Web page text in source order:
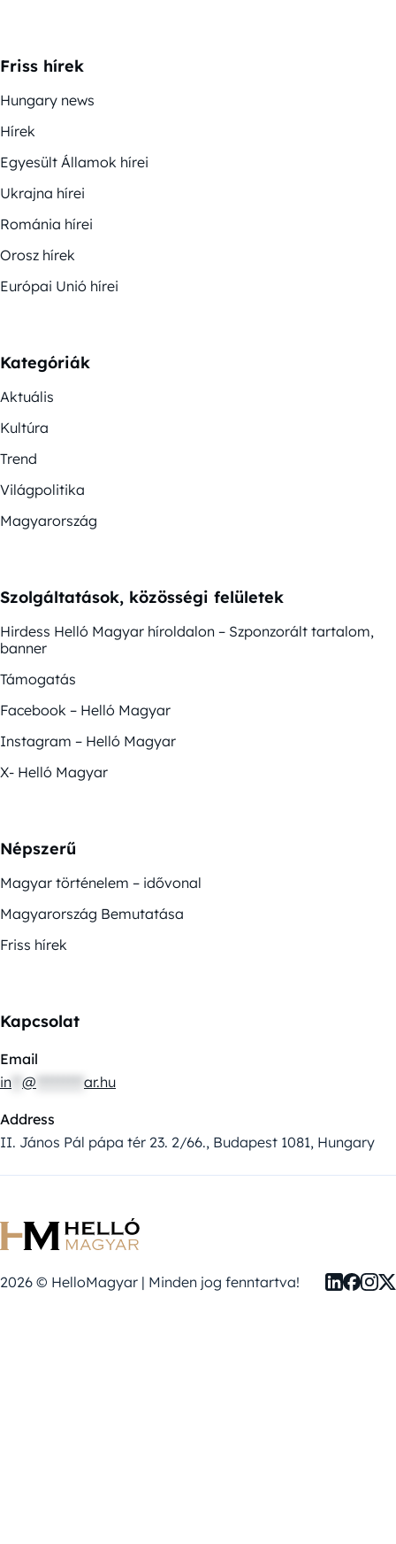
Friss hírek
Hungary news
Hírek
Egyesült Államok hírei
Ukrajna hírei
Románia hírei
Orosz hírek
Európai Unió hírei
Kategóriák
Aktuális
Kultúra
Trend
Világpolitika
Magyarország
Szolgáltatások, közösségi felületek
Hirdess Helló Magyar híroldalon – Szponzorált tartalom,
banner
Támogatás
Facebook – Helló Magyar
Instagram – Helló Magyar
X- Helló Magyar
Népszerű
Magyar történelem – idővonal
Magyarország Bemutatása
Friss hírek
Kapcsolat
Email
in @ ar.hu
Address
II. János Pál pápa tér 23. 2/66., Budapest 1081, Hungary
2026 © HelloMagyar | Minden jog fenntartva!